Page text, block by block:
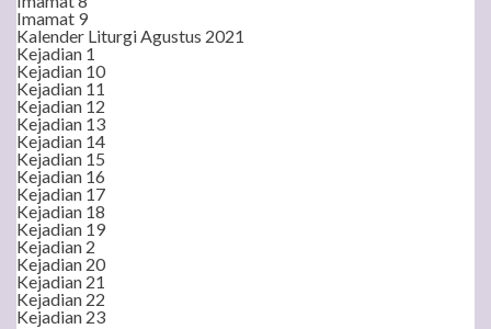
Imamat 9
Kalender Liturgi Agustus 2021
Kejadian 1
Kejadian 10
Kejadian 11
Kejadian 12
Kejadian 13
Kejadian 14
Kejadian 15
Kejadian 16
Kejadian 17
Kejadian 18
Kejadian 19
Kejadian 2
Kejadian 20
Kejadian 21
Kejadian 22
Kejadian 23